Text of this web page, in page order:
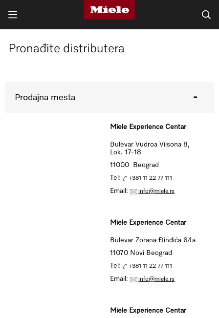
Pronađite distributera
Prodajna mesta
Miele Experience Centar
Bulevar Vudroa Vilsona 8,
Lok. 17-18
11000 Beograd
Tel:
+381 11 22 77 111
Email: info@miele.rs
Miele Experience Centar
Bulevar Zorana Đinđića 64a
11070 Novi Beograd
Tel:
+381 11 22 77 111
Email: info@miele.rs
Miele Experience Centar